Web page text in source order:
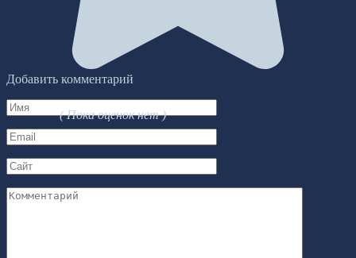
( Пока оценок нет )
Добавить комментарий
Имя
*
Email
*
Сайт
Комментарий